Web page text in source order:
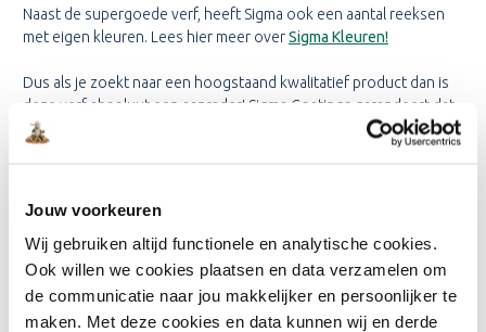
Jouw voorkeuren
Wij gebruiken altijd functionele en analytische cookies.
Ook willen we cookies plaatsen en data verzamelen om
de communicatie naar jou makkelijker en persoonlijker te
maken. Met deze cookies en data kunnen wij en derde
Naast de supergoede verf, heeft Sigma ook een aantal reeksen
met eigen kleuren. Lees hier meer overSigma Kleuren!
Dus als je zoekt naar een hoogstaand kwalitatief product dan is
deze verf absoluut een aanrader! Sigma Coatings garandeert dat
de S2U Allure de beste verf op de markt is en wij zijn het daar
absoluut mee eens! Daarnaast heeft deze verf een uitzonderlijk
ZIJDEGLANS OF HOOGGLANS,
WAT IS HET VERSCHIL?
Na gebruik van de Allure Primer grondverf, ga je er met een aflak